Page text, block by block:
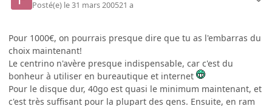
Posté(e) le 31 mars 200521 a
Pour 1000€, on pourrais presque dire que tu as l'embarras du
choix maintenant!
Le centrino n'avère presque indispensable, car c'est du
bonheur à utiliser en bureautique et internet
Pour le disque dur, 40go est quasi le minimum maintenant, et
c'est très suffisant pour la plupart des gens. Ensuite, en ram